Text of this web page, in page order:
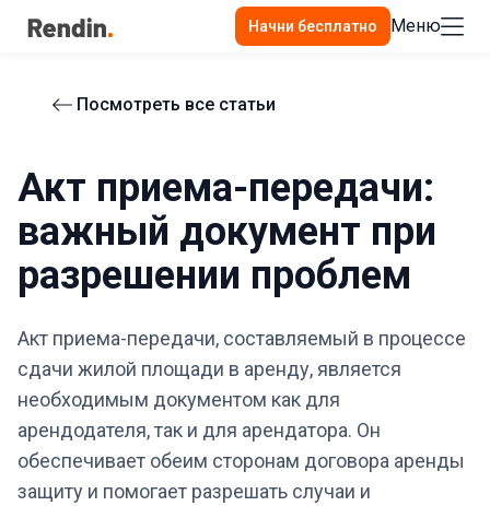
Начни бесплатно Меню
Посмотреть все статьи
Акт приема-передачи:
важный документ при
разрешении проблем
Акт приема-передачи, составляемый в процессе
сдачи жилой площади в аренду, является
необходимым документом как для
арендодателя, так и для арендатора. Он
обеспечивает обеим сторонам договора аренды
защиту и помогает разрешать случаи и